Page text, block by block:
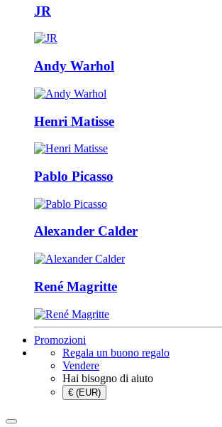
JR
Andy Warhol
Henri Matisse
Pablo Picasso
Alexander Calder
René Magritte
Promozioni
Regala un buono regalo
Vendere
Hai bisogno di aiuto
€ (EUR)